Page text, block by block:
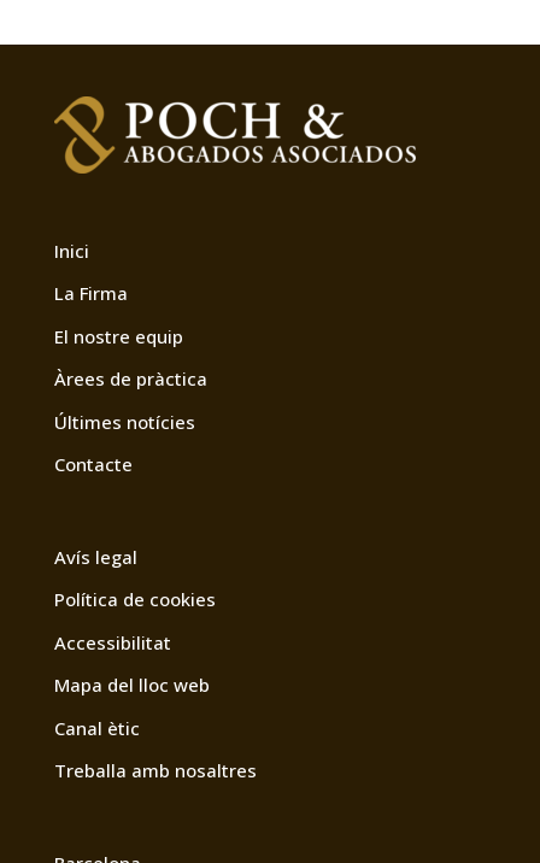
Inici
La Firma
El nostre equip
Àrees de pràctica
Últimes notícies
Contacte
Avís legal
Política de cookies
Accessibilitat
Mapa del lloc web
Canal ètic
Treballa amb nosaltres